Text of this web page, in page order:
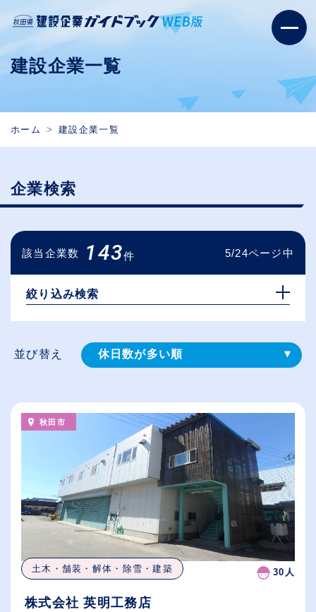
建設企業一覧
ホーム 建設企業一覧
企業検索
該当企業数 143件 5/24ページ中
絞り込み検索
並び替え 休日数が多い順
給与が高い順
（⾼卒の給与を基準）
従業員が多い順
秋田市
土木・舗装・解体・除雪・建築 30人
株式会社 英明工務店